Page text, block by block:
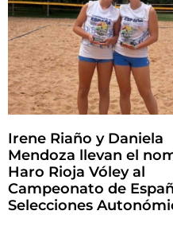
Irene Riaño y Daniela
Mendoza llevan el
Haro Rioja Vóley al
Campeonato de
Selecciones